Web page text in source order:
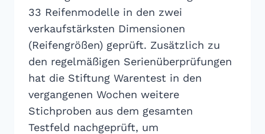
33 Reifenmodelle in den zwei
verkaufstärksten Dimensionen
(Reifengrößen) geprüft. Zusätzlich zu
den regelmäßigen Serienüberprüfungen
hat die Stiftung Warentest in den
vergangenen Wochen weitere
Stichproben aus dem gesamten
Testfeld nachgeprüft, um